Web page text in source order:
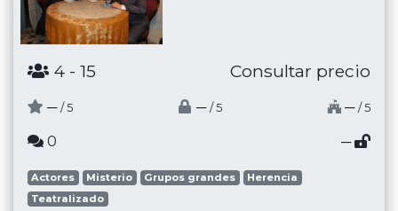
4 - 15 Consultar precio
─ / 5 ─ / 5 ─ / 5
0 ─
Actores Misterio Grupos grandes
Herencia
Teatralizado